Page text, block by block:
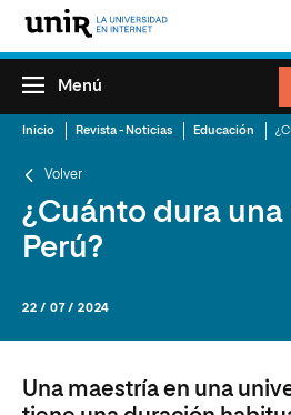
Menú
Inicio Revista - Noticias Educación
Volver
¿Cuánto dura una
Perú?
22 / 07 / 2024
Una maestría en una